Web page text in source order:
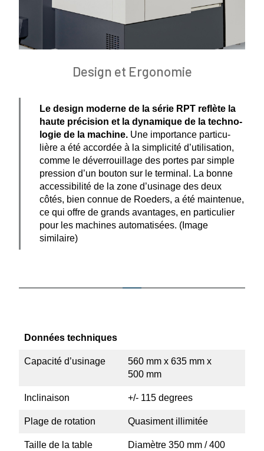
Design et Ergonomie
Le design moderne de la série RPT reflète la
haute précision et la dynamique de la techno­
logie de la machine. Une impor­tance parti­cu­
lière a été accordée à la simplicité d’uti­li­sation,
comme le déver­rouillage des portes par simple
pression d’un bouton sur le terminal. La bonne
acces­si­bilité de la zone d’usinage des deux
côtés, bien connue de Roeders, a été maintenue,
ce qui offre de grands avantages, en parti­culier
pour les machines automa­tisées. (Image
similaire)
Données techniques
Capacité d’usinage
560 mm x 635 mm x
500 mm
Incli­naison +/- 115 degrees
Plage de rotation Quasiment illimitée
Taille de la table
Diamètre 350 mm / 400